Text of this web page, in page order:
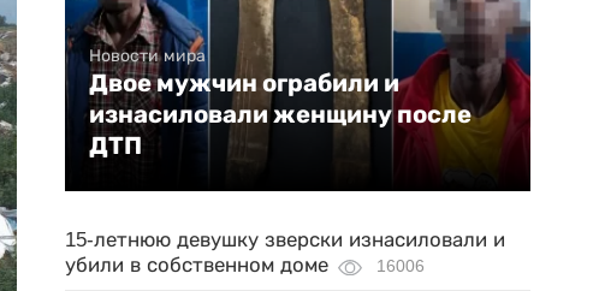
Новости мира
Двое мужчин ограбили и
изнасиловали женщину после
ДТП
15-летнюю девушку зверски изнасиловали и
убили в собственном доме
16006